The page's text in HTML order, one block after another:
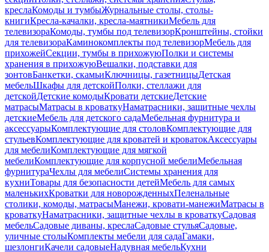
креслаКомоды и тумбыЖурнальные столы, столы-
книгиКресла-качалки, кресла-маятникиМебель для
телевизораКомоды, тумбы под телевизорКронштейны, стойки
для телевизораКаминокомплекты под телевизорМебель для
прихожейСекции, тумбы в прихожуюПолки и системы
хранения в прихожуюВешалки, подставки для
зонтовБанкетки, скамьиКлючницы, газетницыДетская
мебельШкафы для детскойПолки, стеллажи для
детскойДетские комодыКровати детскиеДетские
матрасыМатрасы в кроваткуНаматрасники, защитные чехлы
детскиеМебель для детского садаМебельная фурнитура и
аксессуарыКомплектующие для столовКомплектующие для
стульевКомплектующие для кроватей и кроватокАксессуары
для мебелиКомплектующие для мягкой
мебелиКомплектующие для корпусной мебелиМебельная
фурнитураЧехлы для мебелиСистемы хранения для
кухниТовары для безопасности детейМебель для самых
маленькихКроватки для новорожденныхПеленальные
столики, комоды, матрасыМанежи, кровати-манежиМатрасы в
кроваткуНаматрасники, защитные чехлы в кроваткуСадовая
мебельСадовые диваны, креслаСадовые стульяСадовые,
уличные столыКомплекты мебели для садаГамаки,
шезлонгиКачели садовыеНадувная мебельКухни